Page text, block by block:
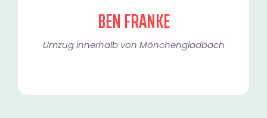
BEN FRANKE
Umzug innerhalb von Mönchengladbach​